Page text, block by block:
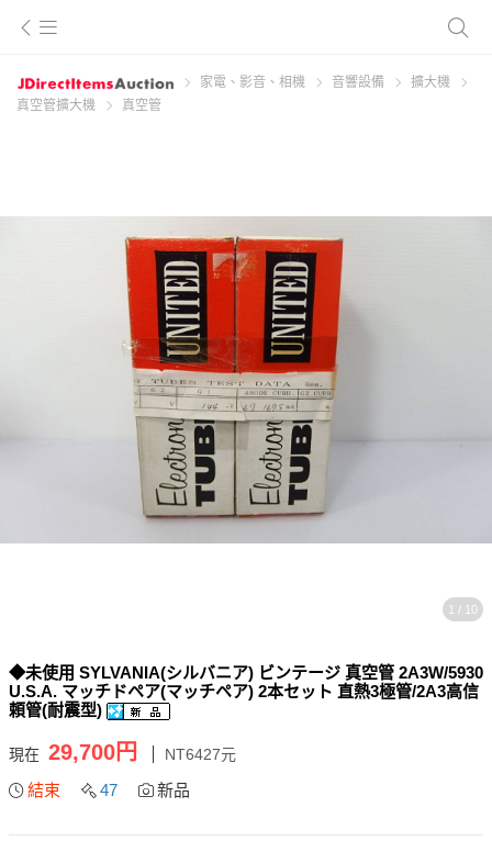
家電、影音、相機 音響設備
擴大機
真空管擴大機
真空管
1 / 10
◆未使用 SYLVANIA(シルバニア) ビンテージ 真空管 2A3W/5930
U.S.A. マッチドペア(マッチペア) 2本セット 直熱3極管/2A3高信
頼管(耐震型)
現在 29,700円 NT6427元
結束 47 新品